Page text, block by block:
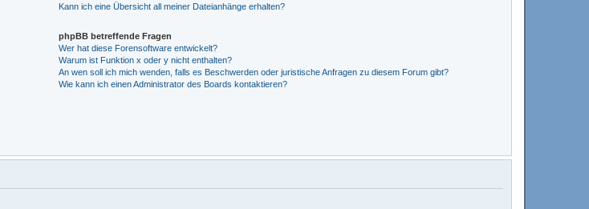
Kann ich eine Übersicht all meiner Dateianhänge erhalten?
phpBB betreffende Fragen
Wer hat diese Forensoftware entwickelt?
Warum ist Funktion x oder y nicht enthalten?
An wen soll ich mich wenden, falls es Beschwerden oder juristische Anfragen zu diesem Forum gibt?
Wie kann ich einen Administrator des Boards kontaktieren?